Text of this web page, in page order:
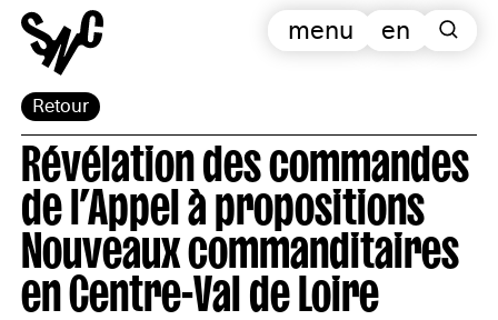
Retour
en
menu
Révélation des commandes
de l’Appel à propositions
Nouveaux commanditaires
en Centre-Val de Loire